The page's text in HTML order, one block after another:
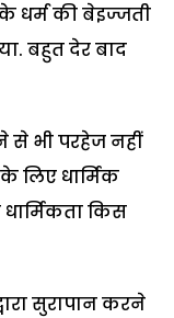
धर्म की बेइज्जती
बहुत देर बाद
से भी परहेज नहीं
लिए धार्मिक
किस
सुरापान करने